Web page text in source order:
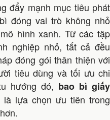
đẩy mạnh mục tiêu phát
đóng vai trò không nhỏ
hình xanh. Từ các tập
nghiệp nhỏ, tất cả đều
đóng gói thân thiện với
tiêu dùng và tối ưu chi
hướng đó, bao bì giấy
lựa chọn ưu tiên trong